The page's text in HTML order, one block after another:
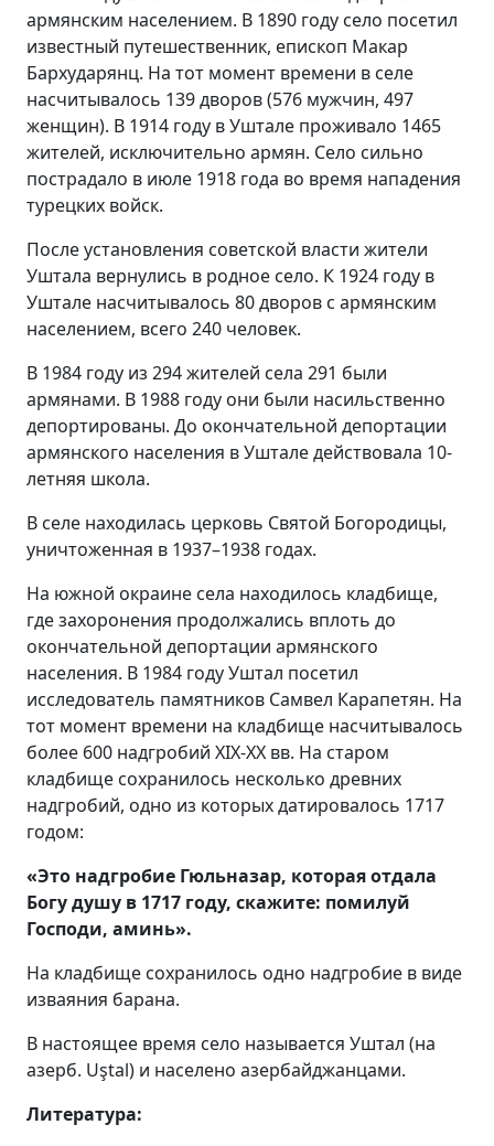
армянским населением. В 1890 году село посетил
известный путешественник, епископ Макар
Бархударянц. На тот момент времени в селе
насчитывалось 139 дворов (576 мужчин, 497
женщин). В 1914 году в Уштале проживало 1465
жителей, исключительно армян. Село сильно
пострадало в июле 1918 года во время нападения
турецких войск.
После установления советской власти жители
Уштала вернулись в родное село. К 1924 году в
Уштале насчитывалось 80 дворов с армянским
населением, всего 240 человек.
В 1984 году из 294 жителей села 291 были
армянами. В 1988 году они были насильственно
депортированы. До окончательной депортации
армянского населения в Уштале действовала 10-
летняя школа.
В селе находилась церковь Святой Богородицы,
уничтоженная в 1937–1938 годах.
На южной окраине села находилось кладбище,
где захоронения продолжались вплоть до
окончательной депортации армянского
населения. В 1984 году Уштал посетил
исследователь памятников Самвел Карапетян. На
тот момент времени на кладбище насчитывалось
более 600 надгробий XIX-XX вв. На старом
кладбище сохранилось несколько древних
надгробий, одно из которых датировалось 1717
годом:
«Это надгробие Гюльназар, которая отдала
Богу душу в 1717 году, скажите: помилуй
Господи, аминь».
На кладбище сохранилось одно надгробие в виде
изваяния барана.
В настоящее время село называется Уштал (на
азерб. Uştal) и населено азербайджанцами.
Литература: